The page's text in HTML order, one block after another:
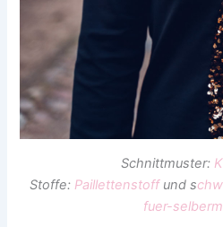
Schnittmuster:
Stoffe: Paillettenstoffund s
fuer-